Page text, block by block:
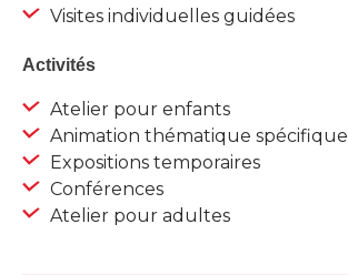
Visites individuelles guidées
Activités
Atelier pour enfants
Animation thématique spécifique
Expositions temporaires
Conférences
Atelier pour adultes